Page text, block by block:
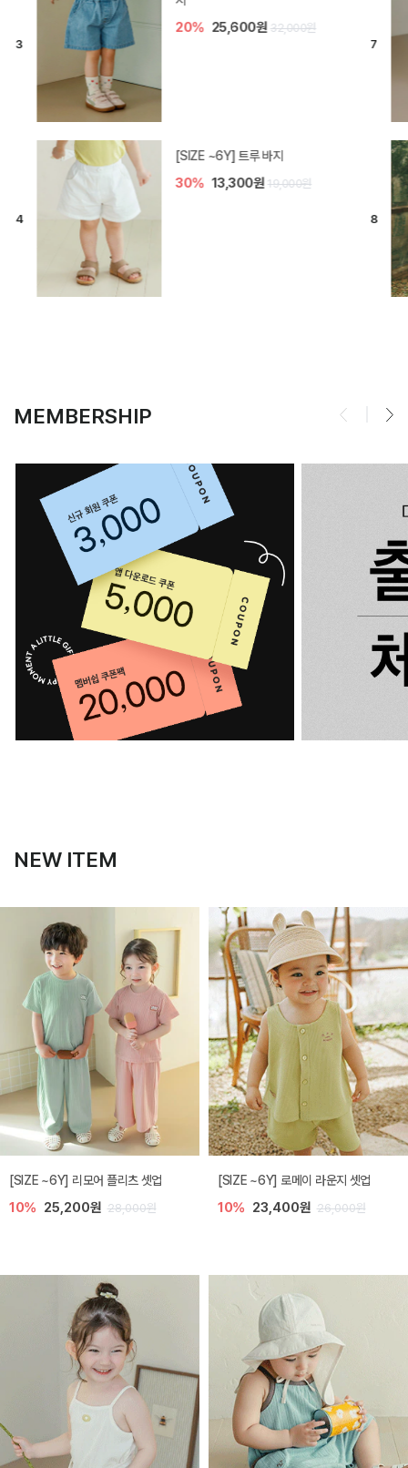
30%
엘로디 니트 아기 바지
20% 16,000원 20,000원
MEMBERSHIP
NEW ITEM
[SIZE ~6Y] 리모어 플리츠 셋업
10% 25,200원 28,000원
[SIZE ~6Y] 로메이 라운지 셋업
10% 23,400원 26,000원